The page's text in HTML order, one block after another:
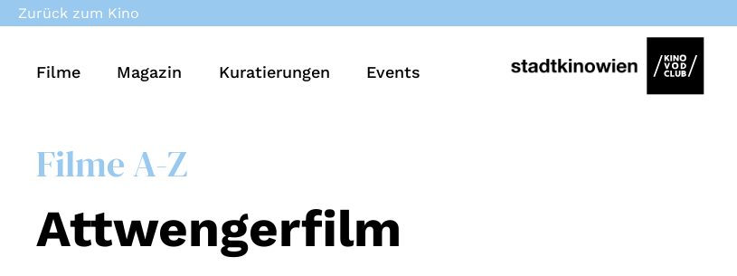
Zurück zum Kino
Filme Magazin Kuratierungen Events
Filme A-Z
Attwengerfilm